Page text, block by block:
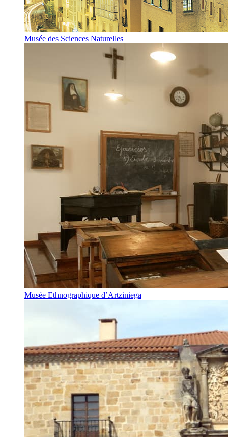
Musée des Sciences Naturelles
Musée Ethnographique d’Artziniega